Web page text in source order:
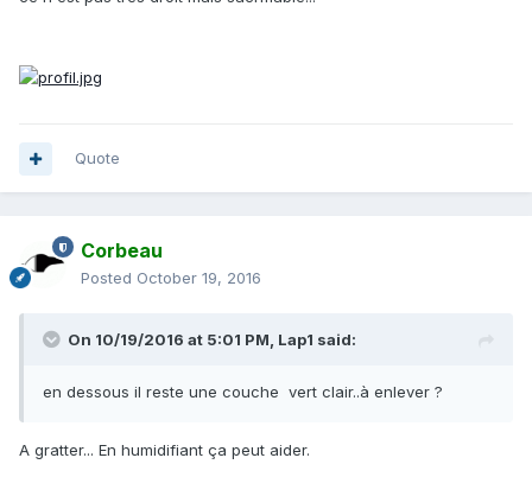
Quote
Corbeau
Posted October 19, 2016
On 10/19/2016 at 5:01 PM, Lap1 said:
en dessous il reste une couche vert clair..à enlever ?
A gratter... En humidifiant ça peut aider.